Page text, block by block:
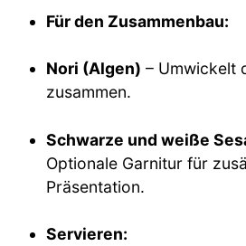
Für den Zusammenbau:
Nori (Algen) – Umwickelt
zusammen.
Schwarze und weiße
Optionale Garnitur für
Präsentation.
Servieren: